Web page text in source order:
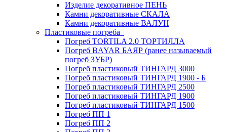
Изделие декоративное ПЕНЬ
Камни декоративные СКАЛА
Камни декоративные ВАЛУН
Пластиковые погреба
Погреб TORTILA 2.0 ТОРТИЛЛА
Погреб BAYAR БАЯР (ранее называемый
погреб ЗУБР)
Погреб пластиковый ТИНГАРД 3000
Погреб пластиковый ТИНГАРД 1900 - Б
Погреб пластиковый ТИНГАРД 2500
Погреб пластиковый ТИНГАРД 1900
Погреб пластиковый ТИНГАРД 1500
Погреб ПП 1
Погреб ПП 2